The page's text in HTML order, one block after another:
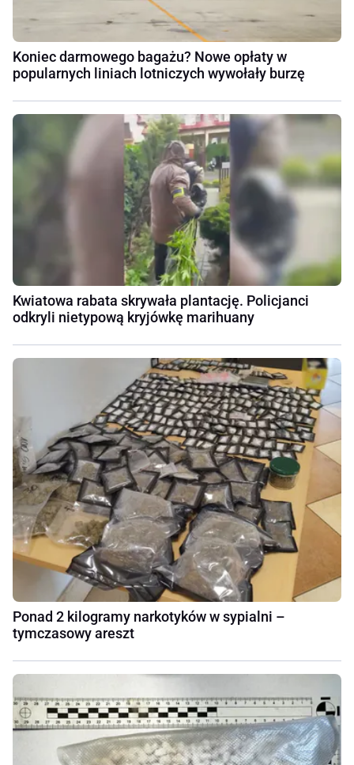
Koniec darmowego bagażu? Nowe opłaty w
popularnych liniach lotniczych wywołały burzę
Kwiatowa rabata skrywała plantację. Policjanci
odkryli nietypową kryjówkę marihuany
Ponad 2 kilogramy narkotyków w sypialni –
tymczasowy areszt